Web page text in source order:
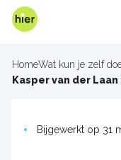
Overslaan
Kruimelpad
HomeWat kun je zelf
Bijgewerkt op 31